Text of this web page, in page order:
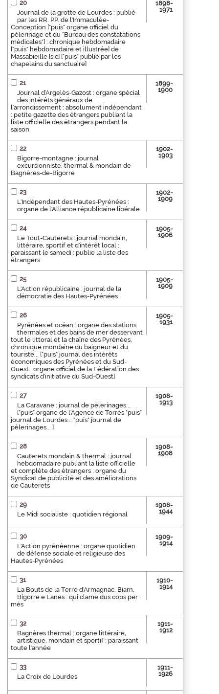
20
Journal de la grotte de Lourdes : publié
par les RR. PP. de l'Immaculée-
Conception ["puis" organe officiel du
pèlerinage et du "Bureau des constatations
médicales"] : chronique hebdomadaire
["puis" hebdomadaire et illustrée] de
Massabieille [sic] ["puis" publié par les
chapelains du sanctuaire]
1898-
1971
21
Journal d'Argelès-Gazost : organe spécial
des intérêts généraux de
l'arrondissement : absolument indépendant
: petite gazette des étrangers publiant la
liste officielle des étrangers pendant la
saison
1899-
1900
22
Bigorre-montagne : journal
excursionniste, thermal & mondain de
Bagnères-de-Bigorre
1902-
1903
23
L'Indépendant des Hautes-Pyrénées :
organe de l'Alliance républicaine libérale
1902-
1909
24
Le Tout-Cauterets : journal mondain,
littéraire, sportif et d'intérêt local :
paraissant le samedi : publie la liste des
étrangers
1905-
1906
25
L'Action républicaine : journal de la
démocratie des Hautes-Pyrénées
1905-
1909
26
Pyrénées et océan : organe des stations
thermales et des bains de mer desservant
tout le littoral et la chaîne des Pyrénées,
chronique mondaine du baigneur et du
touriste... ["puis" journal des intérêts
économiques des Pyrénées et du Sud-
Ouest : organe officiel de la Fédération des
syndicats d'initiative du Sud-Ouest]
1905-
1931
27
La Caravane : journal de pèlerinages...
["puis" organe de l'Agence de Torrès "puis"
journal de Lourdes... "puis" journal de
pèlerinages... ]
1908-
1913
28
Cauterets mondain & thermal : journal
hebdomadaire publiant la liste officielle
et complète des étrangers : organe du
Syndicat de publicité et des améliorations
de Cauterets
1908-
1908
29
Le Midi socialiste : quotidien régional
1908-
1944
30
L'Action pyrénéenne : organe quotidien
de défense sociale et religieuse des
Hautes-Pyrénées
1909-
1914
31
La Bouts de la Terre d'Armagnac, Biarn,
Bigorre e Lanes : qui clame dus cops per
més
1910-
1914
32
Bagnères thermal : organe littéraire,
artistique, mondain et sportif : paraissant
toute l'année
1911-
1912
33
La Croix de Lourdes
1911-
1926